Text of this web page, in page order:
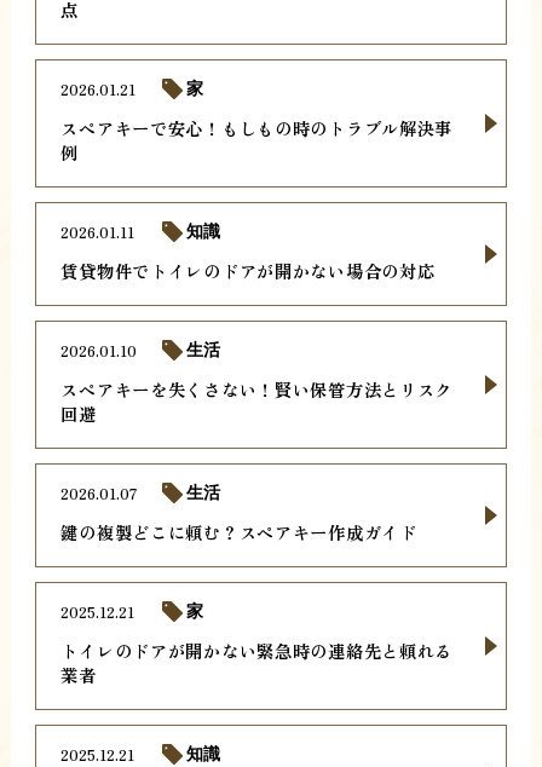
点
スペアキーで安心！もしもの時のトラブル解決事
例
2026.01.21 家
賃貸物件でトイレのドアが開かない場合の対応
2026.01.11 知識
スペアキーを失くさない！賢い保管方法とリスク
回避
2026.01.10 生活
鍵の複製どこに頼む？スペアキー作成ガイド
2026.01.07 生活
トイレのドアが開かない緊急時の連絡先と頼れる
業者
2025.12.21 家
2025.12.21 知識